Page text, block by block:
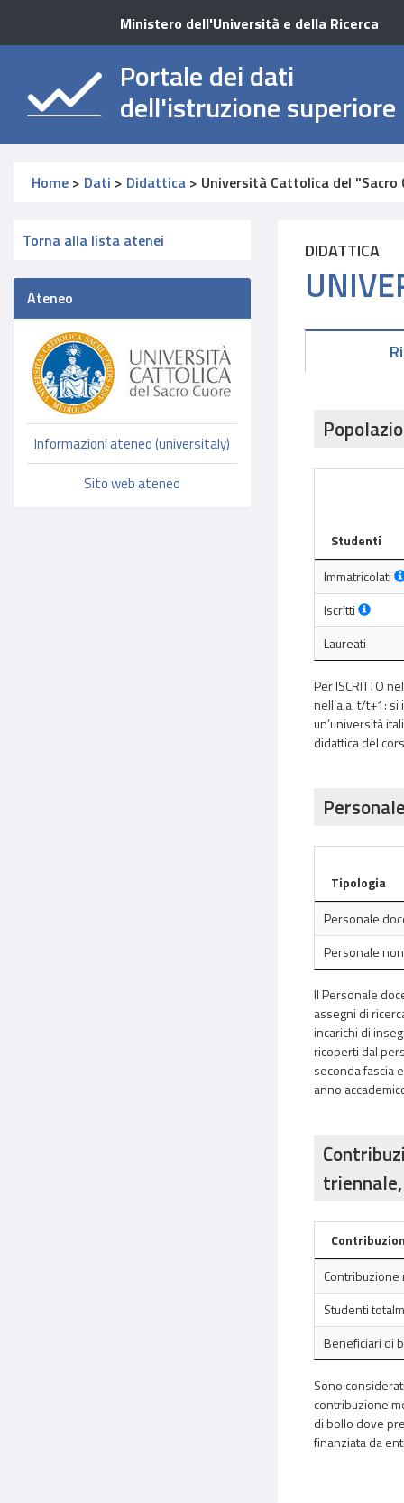
Ministero dell'Università e della Ricerca
Portale dei dati
dell'istruzione superiore
Home > Dati > Didattica > Università Cattolica del "Sacro
Torna alla lista atenei
Ateneo
Informazioni ateneo (universitaly)
Sito web ateneo
DIDATTICA
Studenti
Immatricolati
Iscritti
Laureati
Per ISCRITTO
nell’a.a. t/t+1:
un’università
didattica del
Tipologia
Personale
Personale
Il Personale
assegni di
incarichi di
ricoperti dal
seconda fascia
anno
Studenti
Beneficiari di
Sono
contribuzione
di bollo dove
finanziata da